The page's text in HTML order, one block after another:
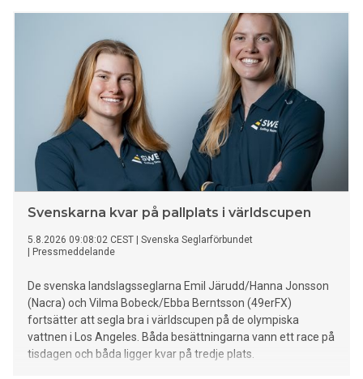
Svenskarna kvar på pallplats i världscupen
5.8.2026 09:08:02 CEST
Svenska Seglarförbundet
Pressmeddelande
De svenska landslagsseglarna Emil Järudd/Hanna Jonsson
(Nacra) och Vilma Bobeck/Ebba Berntsson (49erFX)
fortsätter att segla bra i världscupen på de olympiska
vattnen i Los Angeles. Båda besättningarna vann ett race på
tisdagen och båda ligger kvar på tredje plats.